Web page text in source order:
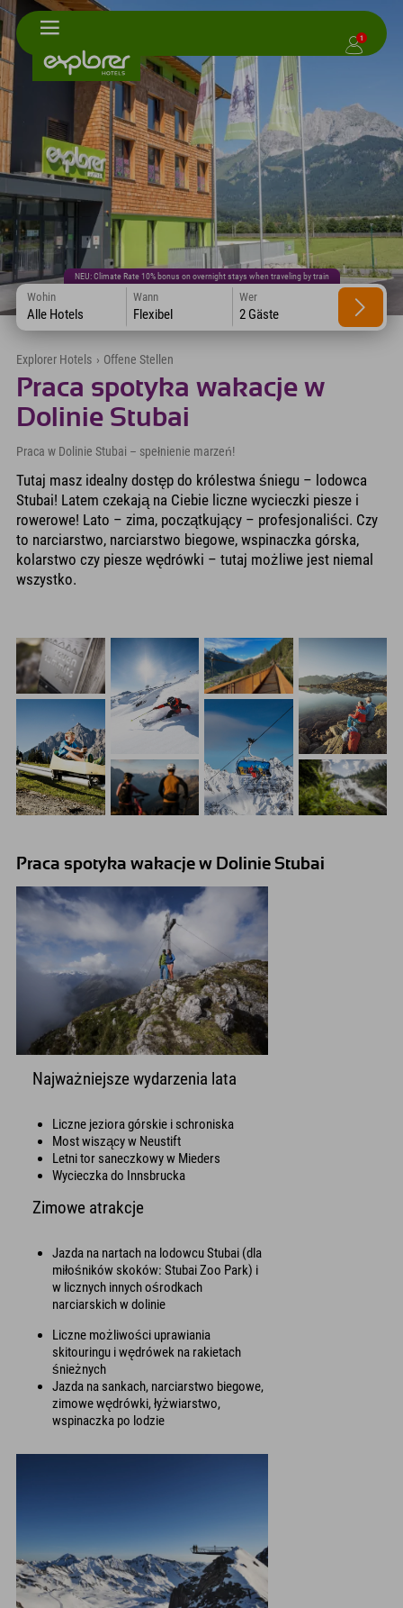
1
NEU: Climate Rate 10% bonus on overnight stays when traveling by train
Wohin
Alle Hotels
Wann
Flexibel
Wer
2 Gäste
Explorer Hotels › Offene Stellen
Praca spotyka wakacje w
Dolinie Stubai
Praca w Dolinie Stubai – spełnienie marzeń!
Tutaj masz idealny dostęp do królestwa śniegu – lodowca
Stubai! Latem czekają na Ciebie liczne wycieczki piesze i
rowerowe! Lato – zima, początkujący – profesjonaliści. Czy
to narciarstwo, narciarstwo biegowe, wspinaczka górska,
kolarstwo czy piesze wędrówki – tutaj możliwe jest niemal
wszystko.
Praca spotyka wakacje w Dolinie Stubai
Najważniejsze wydarzenia lata
Liczne jeziora górskie i schroniska
Most wiszący w Neustift
Letni tor saneczkowy w Mieders
Wycieczka do Innsbrucka
Zimowe atrakcje
Jazda na nartach na lodowcu Stubai (dla
miłośników skoków: Stubai Zoo Park) i
w licznych innych ośrodkach
narciarskich w dolinie
Liczne możliwości uprawiania
skitouringu i wędrówek na rakietach
śnieżnych
Jazda na sankach, narciarstwo biegowe,
zimowe wędrówki, łyżwiarstwo,
wspinaczka po lodzie